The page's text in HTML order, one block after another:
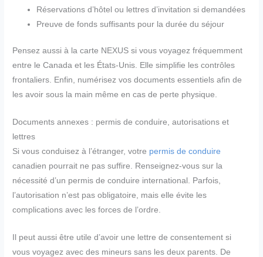
Réservations d’hôtel ou lettres d’invitation si demandées
Preuve de fonds suffisants pour la durée du séjour
Pensez aussi à la carte NEXUS si vous voyagez fréquemment
entre le Canada et les États-Unis. Elle simplifie les contrôles
frontaliers. Enfin, numérisez vos documents essentiels afin de
les avoir sous la main même en cas de perte physique.
Documents annexes : permis de conduire, autorisations et
lettres
Si vous conduisez à l’étranger, votre permis de conduire
canadien pourrait ne pas suffire. Renseignez-vous sur la
nécessité d’un permis de conduire international. Parfois,
l’autorisation n’est pas obligatoire, mais elle évite les
complications avec les forces de l’ordre.
Il peut aussi être utile d’avoir une lettre de consentement si
vous voyagez avec des mineurs sans les deux parents. De